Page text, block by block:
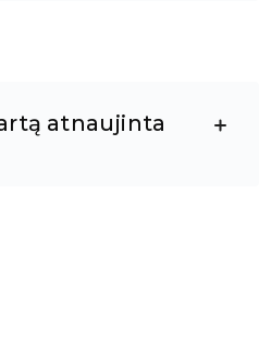
atnaujinta